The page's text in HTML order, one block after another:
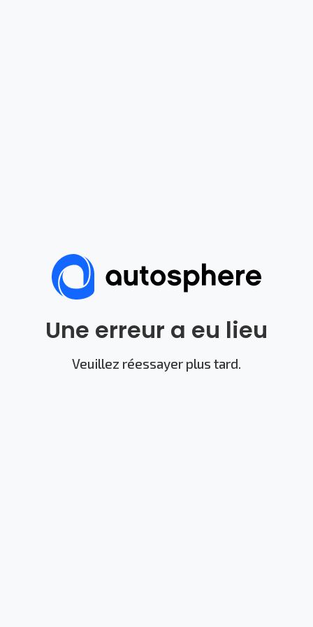
Une erreur a eu lieu
Veuillez réessayer plus tard.